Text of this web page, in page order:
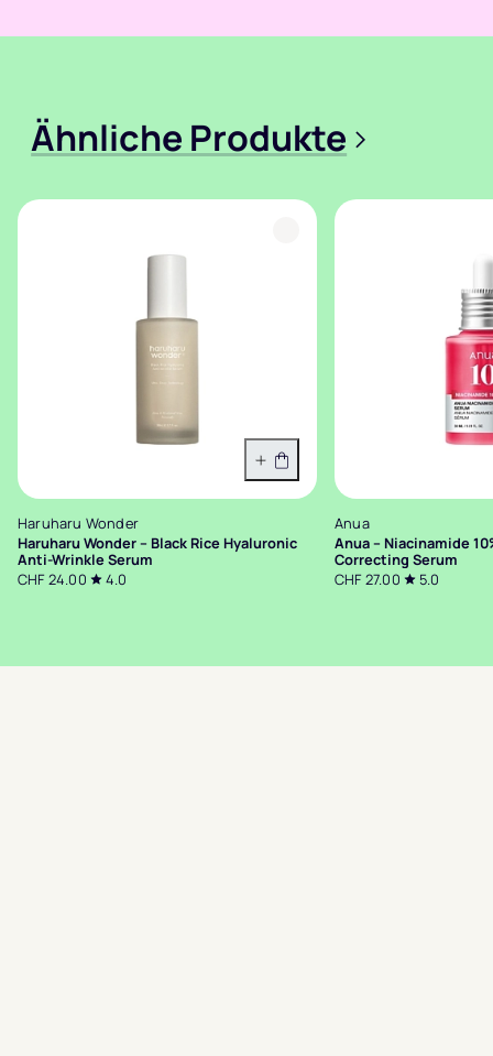
Ähnliche Produkte >
In den Warenkorb
Haruharu Wonder
Haruharu Wonder – Black Rice Hyaluronic
Anti-Wrinkle Serum
CHF 24.00
4.0
Anua
Anua – Niacinamide
Correcting Serum
CHF 27.00
5.0